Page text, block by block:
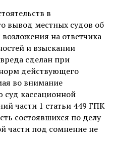
в
вывод местных судов об
на ответчика
и взыскании
сделан при
действующего
во внимание
кассационной
части 1 статьи 449 ГПК
состоявшихся по делу
части под сомнение не